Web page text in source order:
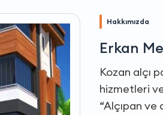
Hakkımızda
Erkan
Kozan alçı
hizmetleri
“Alçıpan ve